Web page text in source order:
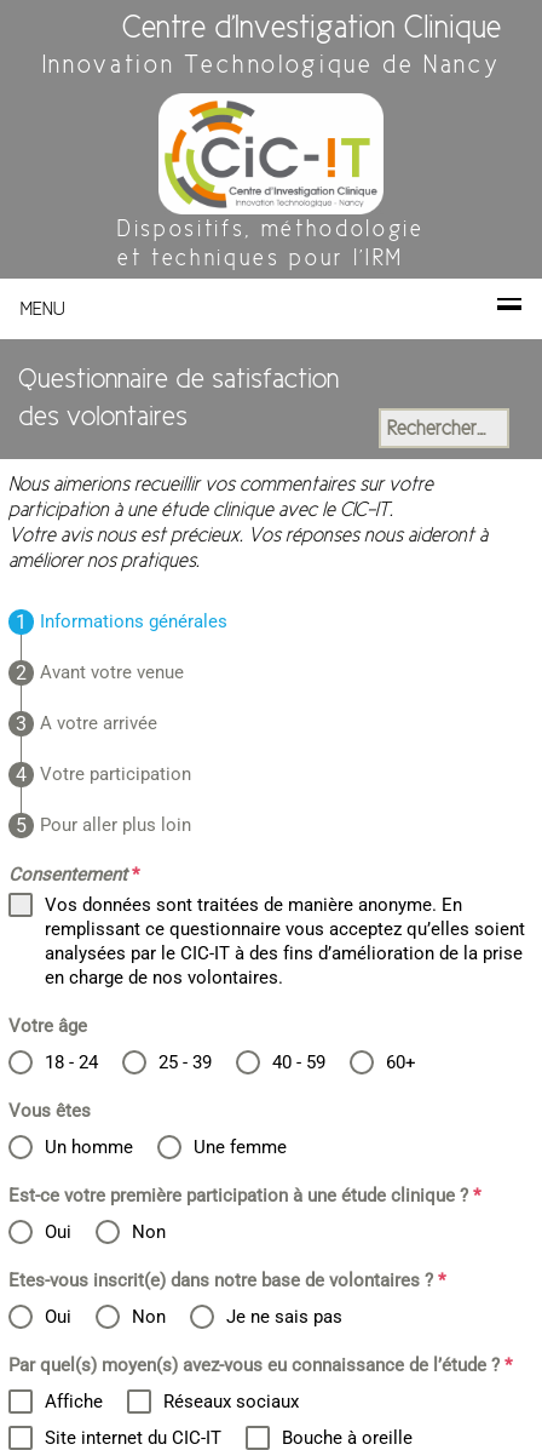
Centre d'Investigation Clinique
Innovation Technologique de Nancy
Dispositifs, méthodologie
et techniques pour l'IRM
MENU
Questionnaire de satisfaction
des volontaires
Rechercher :
Nous aimerions recueillir vos commentaires sur votre
participation à une étude clinique avec le CIC-IT.
Votre avis nous est précieux. Vos réponses nous aideront à
améliorer nos pratiques.
Informations générales
Avant votre venue
A votre arrivée
Votre participation
Pour aller plus loin
Consentement *
Vos données sont traitées de manière anonyme. En
remplissant ce questionnaire vous acceptez qu’elles soient
analysées par le CIC-IT à des fins d’amélioration de la prise
en charge de nos volontaires.
Votre âge
18 - 24
25 - 39 40 - 59 60+
Vous êtes
Un homme
Une femme
Est-ce votre première participation à une étude clinique ? *
Oui
Non
Etes-vous inscrit(e) dans notre base de volontaires ? *
Oui
Non Je ne sais pas
Par quel(s) moyen(s) avez-vous eu connaissance de l’étude ? *
Affiche
Réseaux sociaux
Site internet du CIC-IT
Bouche à oreille